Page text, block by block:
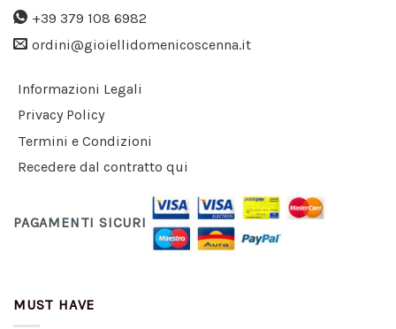
+39 379 108 6982
ordini@gioiellidomenicoscenna.it
Informazioni Legali
Privacy Policy
Termini e Condizioni
Recedere dal contratto qui
PAGAMENTI SICURI
MUST HAVE